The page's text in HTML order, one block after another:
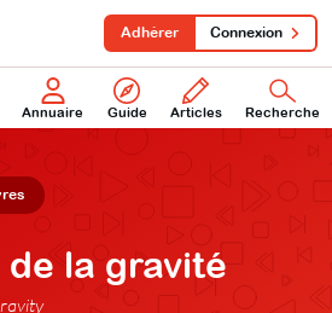
Annuaire Guide Articles Recherche
Adhérer Connexion
de la gravité